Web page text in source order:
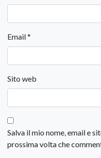
Email*
Sito web
Salva il mio nome, email e
prossima volta che